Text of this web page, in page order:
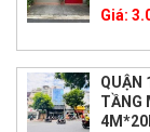
Giá:
QUẬN
TẦNG